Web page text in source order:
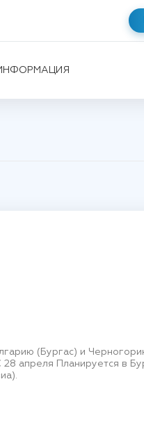
(Бургас) и
апреля Планируется в